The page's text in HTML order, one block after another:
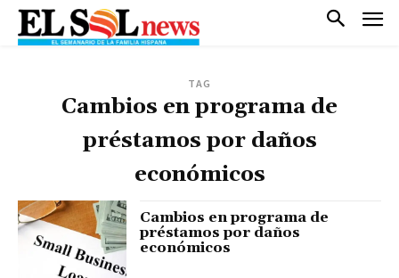
TAG
Cambios en programa de
préstamos por daños
económicos
Cambios en programa de
préstamos por daños
económicos